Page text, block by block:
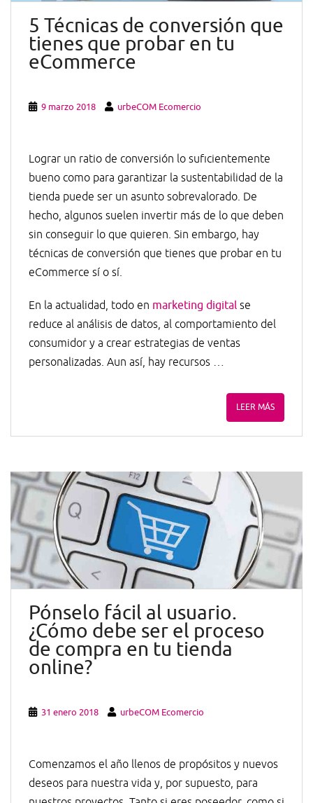
5 Técnicas de conversión que
tienes que probar en tu
eCommerce
9 marzo 2018 urbeCOM Ecomercio
Lograr un ratio de conversión lo suficientemente
bueno como para garantizar la sustentabilidad de la
tienda puede ser un asunto sobrevalorado. De
hecho, algunos suelen invertir más de lo que deben
sin conseguir lo que quieren. Sin embargo, hay
técnicas de conversión que tienes que probar en tu
eCommerce sí o sí.
En la actualidad, todo en marketing digital se
reduce al análisis de datos, al comportamiento del
consumidor y a crear estrategias de ventas
personalizadas. Aun así, hay recursos …
LEER MÁS
Pónselo fácil al usuario.
¿Cómo debe ser el proceso
de compra en tu tienda
online?
31 enero 2018 urbeCOM Ecomercio
Comenzamos el año llenos de propósitos y nuevos
deseos para nuestra vida y, por supuesto, para